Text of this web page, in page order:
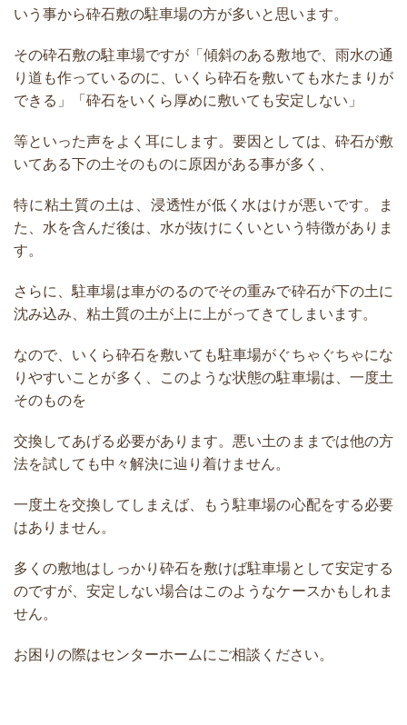
いう事から砕石敷の駐車場の方が多いと思います。
その砕石敷の駐車場ですが「傾斜のある敷地で、雨水の通
り道も作っているのに、いくら砕石を敷いても水たまりが
できる」「砕石をいくら厚めに敷いても安定しない」
等といった声をよく耳にします。要因としては、砕石が敷
いてある下の土そのものに原因がある事が多く、
特に粘土質の土は、浸透性が低く水はけが悪いです。ま
た、水を含んだ後は、水が抜けにくいという特徴がありま
す。
さらに、駐車場は車がのるのでその重みで砕石が下の土に
沈み込み、粘土質の土が上に上がってきてしまいます。
なので、いくら砕石を敷いても駐車場がぐちゃぐちゃにな
りやすいことが多く、このような状態の駐車場は、一度土
そのものを
交換してあげる必要があります。悪い土のままでは他の方
法を試しても中々解決に辿り着けません。
一度土を交換してしまえば、もう駐車場の心配をする必要
はありません。
多くの敷地はしっかり砕石を敷けば駐車場として安定する
のですが、安定しない場合はこのようなケースかもしれま
せん。
お困りの際はセンターホームにご相談ください。